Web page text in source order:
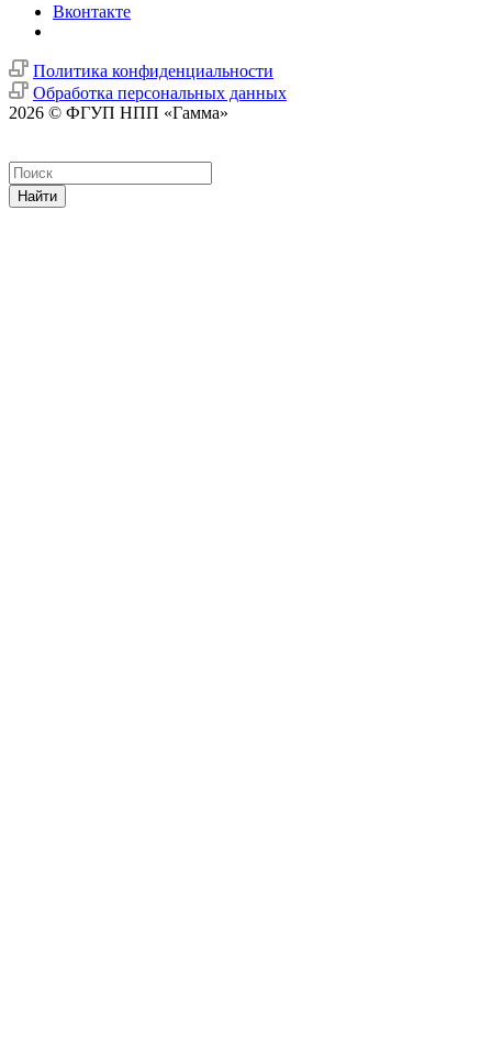
Вконтакте
Политика конфиденциальности
Обработка персональных данных
2026 © ФГУП НПП «Гамма»
Найти